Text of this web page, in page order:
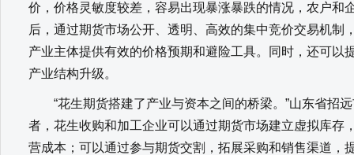
价，价格灵敏度较差，容易出现暴涨暴跌的情况，农户和
后，通过期货市场公开、透明、高效的集中竞价交易机制
产业主体提供有效的价格预期和避险工具。同时，还可以
产业结构升级。
“花生期货搭建了产业与资本之间的桥梁。”山东省招
者，花生收购和加工企业可以通过期货市场建立虚拟库存
营成本；可以通过参与期货交割，拓展采购和销售渠道，